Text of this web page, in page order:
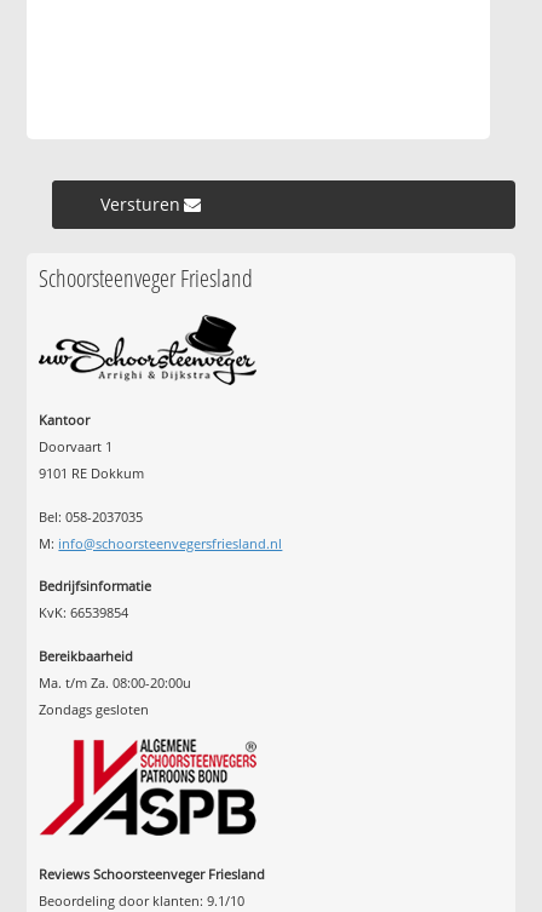
Versturen »
Schoorsteenveger Friesland
Kantoor
Doorvaart 1
9101 RE Dokkum
Bel: 058-2037035
M: info@schoorsteenvegersfriesland.nl
Bedrijfsinformatie
KvK: 66539854
Bereikbaarheid
Ma. t/m Za. 08:00-20:00u
Zondags gesloten
Reviews Schoorsteenveger Friesland
Beoordeling door klanten:9.1/10